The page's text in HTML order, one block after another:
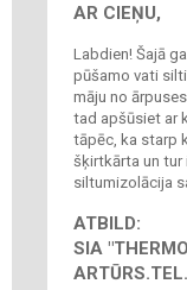
AR CIEŅU,
Labdien! Šajā
pūšamo vati
māju no
tad apšūsiet ar
tāpēc, ka starp
šķirtkārta un tur
siltumizolācija
ATBILD:
SIA